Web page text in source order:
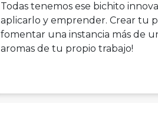
Todas tenemos ese bichito
aplicarlo y emprender. Crear tu
fomentar una instancia más de
aromas de tu propio trabajo!